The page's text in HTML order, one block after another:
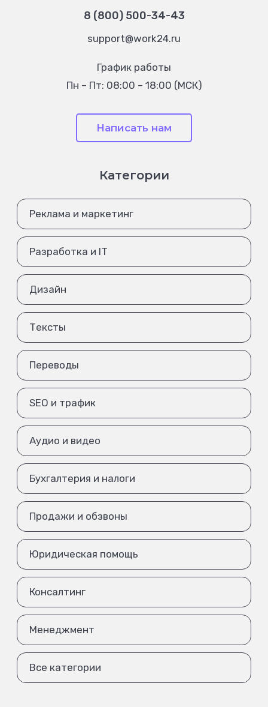
8 (800) 500-34-43
support@work24.ru
График работы
Пн – Пт: 08:00 – 18:00 (МСК)
Написать нам
Категории
Реклама и маркетинг
Разработка и IT
Дизайн
Тексты
Переводы
SEO и трафик
Аудио и видео
Бухгалтерия и налоги
Продажи и обзвоны
Юридическая помощь
Консалтинг
Менеджмент
Все категории